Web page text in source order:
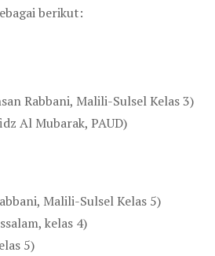
berikut:
Rabbani, Malili-Sulsel Kelas 3)
Al Mubarak, PAUD)
Malili-Sulsel Kelas 5)
kelas 4)
5)